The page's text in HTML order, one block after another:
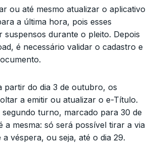
ou até mesmo atualizar o aplicativo
a última hora, pois esses
suspensos durante o pleito. Depois
é necessário validar o cadastro e
partir do dia 3 de outubro, os
a emitir ou atualizar o e-Título.
turno, marcado para 30 de
a mesma: só será possível tirar a via
véspera, ou seja, até o dia 29.